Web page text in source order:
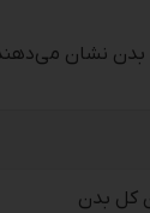
نشان می‌دهند.
کل بدن